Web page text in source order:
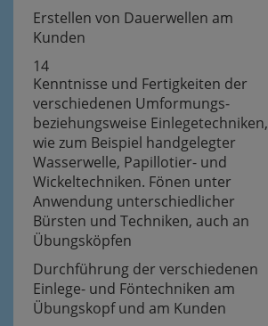
Erstellen von Dauerwellen am
Kunden
14
Kenntnisse und Fertigkeiten der
verschiedenen Umformungs-
beziehungsweise Einlegetechniken,
wie zum Beispiel handgelegter
Wasserwelle, Papillotier- und
Wickeltechniken. Fönen unter
Anwendung unterschiedlicher
Bürsten und Techniken, auch an
Übungsköpfen
Durchführung der verschiedenen
Einlege- und Föntechniken am
Übungskopf und am Kunden